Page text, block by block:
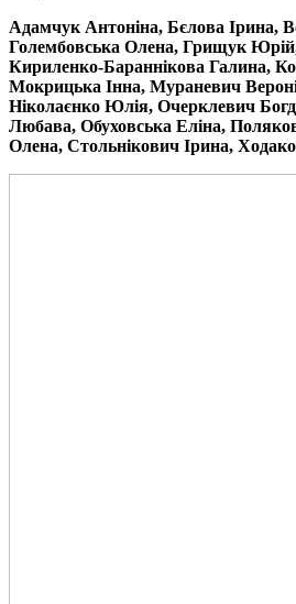
Адамчук Антоніна, Бєлова Ірина,
Голембовська Олена, Грищук
Кириленко-Бараннікова Галина,
Мокрицька Інна, Мураневич
Ніколаєнко Юлія, Очерклевич
Любава, Обуховська Еліна,
Олена, Стольнікович Ірина,